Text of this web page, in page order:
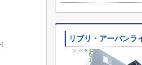
リブリ・アーバンラ
)